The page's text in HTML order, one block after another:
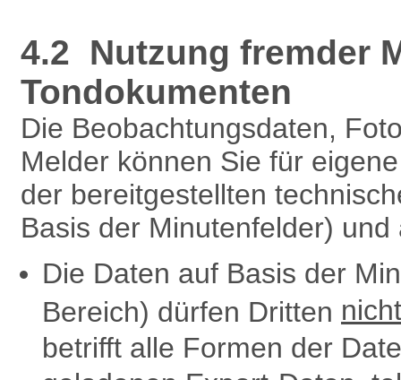
4.2 Nutzung fremder
Tondokumenten
Die Beobachtungsdaten,
Melder können Sie für
der bereitgestellten
Basis der Minutenfelder) und
Die Daten auf Basis der
Bereich) dürfen Dritten nicht
betrifft alle Formen der